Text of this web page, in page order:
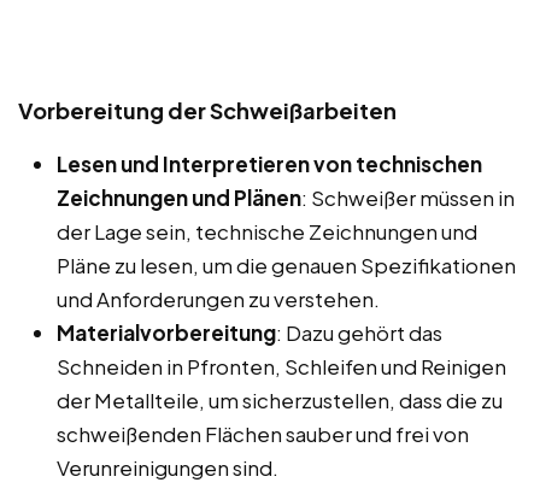
Vorbereitung der Schweißarbeiten
Lesen und Interpretieren von technischen
Zeichnungen und Plänen: Schweißer müssen in
der Lage sein, technische Zeichnungen und
Pläne zu lesen, um die genauen Spezifikationen
und Anforderungen zu verstehen.
Materialvorbereitung: Dazu gehört das
Schneiden in Pfronten, Schleifen und Reinigen
der Metallteile, um sicherzustellen, dass die zu
schweißenden Flächen sauber und frei von
Verunreinigungen sind.